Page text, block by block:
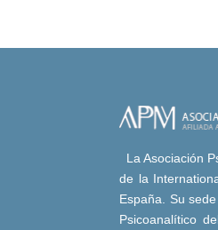
La Asociación
de la
España. Su
Psicoanalítico